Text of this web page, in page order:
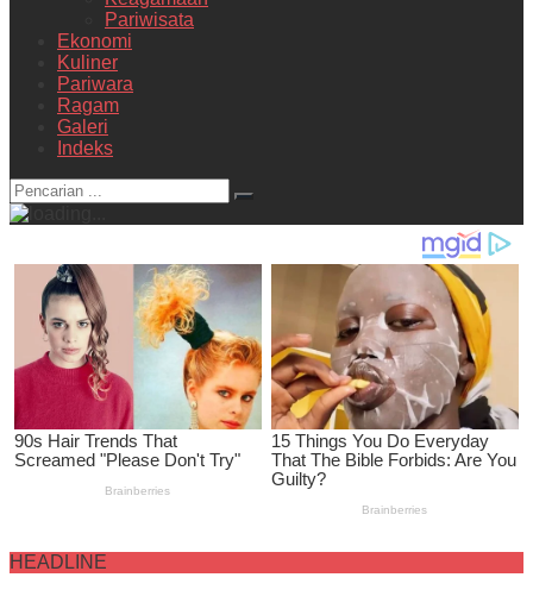
Pariwisata
Ekonomi
Kuliner
Pariwara
Ragam
Galeri
Indeks
HEADLINE